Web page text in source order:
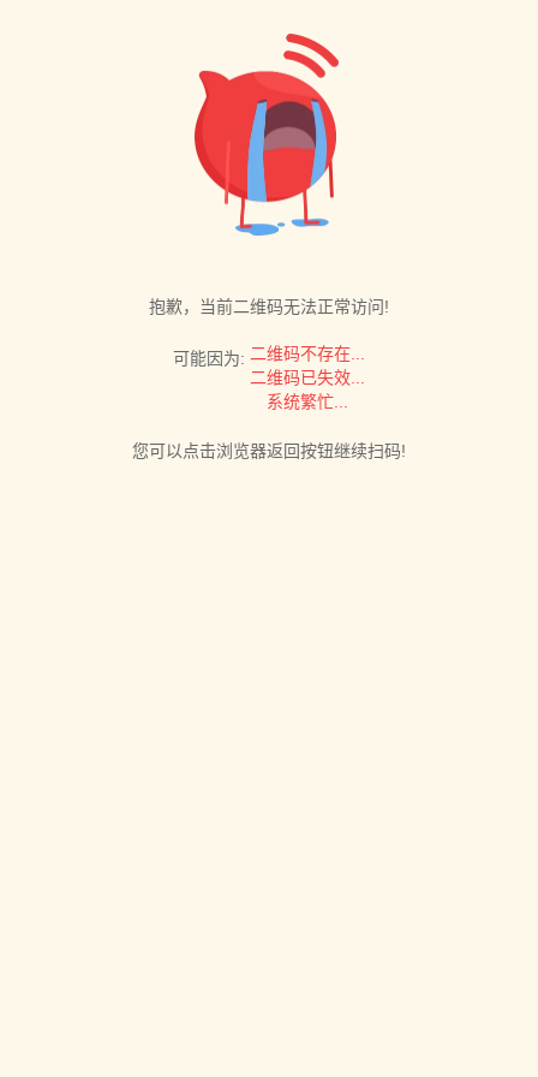
抱歉，当前二维码无法正常访问!
可能因为: 二维码不存在...
二维码已失效...
系统繁忙...
您可以点击浏览器返回按钮继续扫码!